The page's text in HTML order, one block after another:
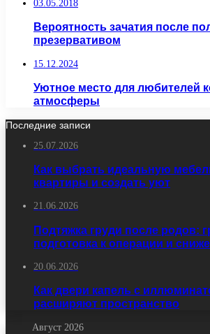
03.05.2018
Вероятность зачатия после
презервативом
15.12.2024
Уютное место для любителей
атмосферы
Последние записи
25.07.2026
Как выбрать идеальную
квартиры и создать уют
21.06.2026
Подтяжка груди после родов:
подготовка к операции и
20.06.2026
Как двери капель с
расширяют пространство
Август 2026